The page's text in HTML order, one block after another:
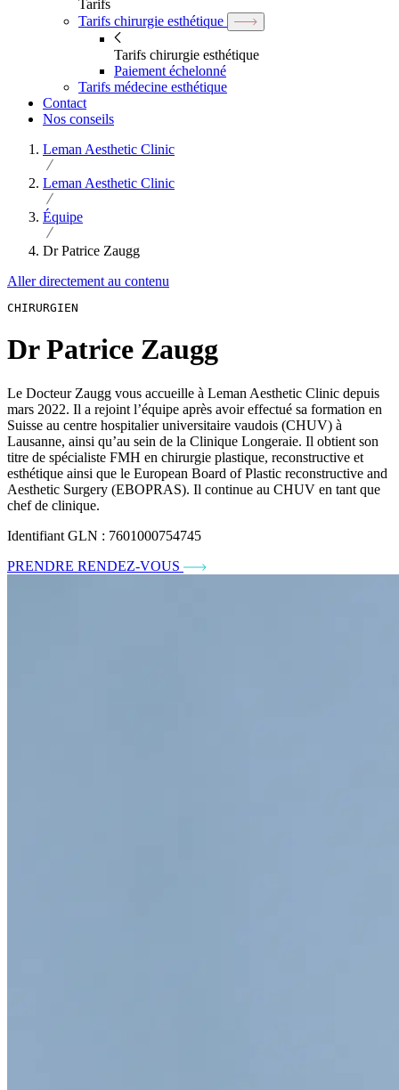
Tarifs
Tarifs chirurgie esthétique
Tarifs chirurgie esthétique
Paiement échelonné
Tarifs médecine esthétique
Contact
Nos conseils
Leman Aesthetic Clinic
Leman Aesthetic Clinic
Équipe
Dr Patrice Zaugg
Aller directement au contenu
CHIRURGIEN
Dr Patrice Zaugg
Le Docteur Zaugg vous accueille à Leman Aesthetic Clinic depuis
mars 2022. Il a rejoint l’équipe après avoir effectué sa formation en
Suisse au centre hospitalier universitaire vaudois (CHUV) à
Lausanne, ainsi qu’au sein de la Clinique Longeraie. Il obtient son
titre de spécialiste FMH en chirurgie plastique, reconstructive et
esthétique ainsi que le European Board of Plastic reconstructive and
Aesthetic Surgery (EBOPRAS). Il continue au CHUV en tant que
chef de clinique.
Identifiant GLN : 7601000754745
PRENDRE RENDEZ-VOUS